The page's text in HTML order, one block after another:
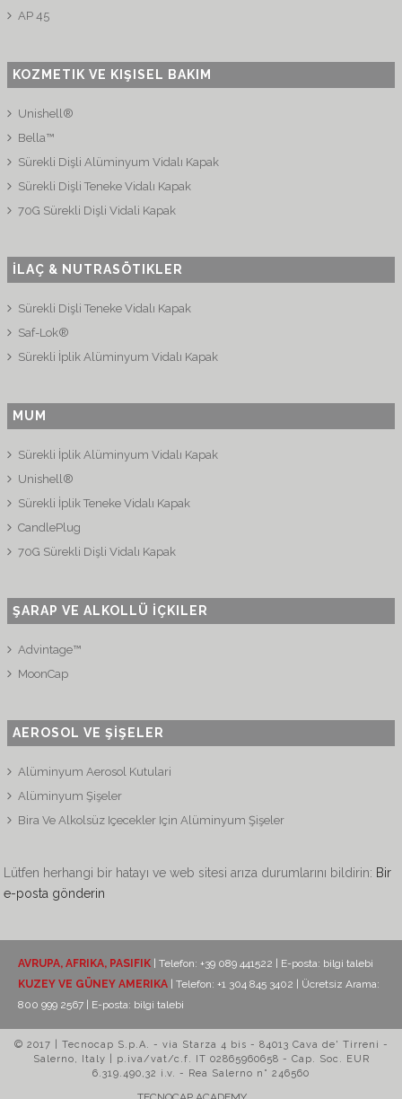
AP 45
KOZMETIK VE KIŞISEL BAKIM
Unishell®
Bella™
Sürekli Dişli Alüminyum Vidalı Kapak
Sürekli Dişli Teneke Vidalı Kapak
70G Sürekli Dişli Vidali Kapak
İLAÇ & NUTRASÖTIKLER
Sürekli Dişli Teneke Vidalı Kapak
Saf-Lok®
Sürekli İplik Alüminyum Vidalı Kapak
MUM
Sürekli İplik Alüminyum Vidalı Kapak
Unishell®
Sürekli İplik Teneke Vidalı Kapak
CandlePlug
70G Sürekli Dişli Vidalı Kapak
ŞARAP VE ALKOLLÜ İÇKILER
Advintage™
MoonCap
AEROSOL VE ŞİŞELER
Alüminyum Aerosol Kutulari
Alüminyum Şişeler
Bira Ve Alkolsüz Içecekler Için Alüminyum Şişeler
Lütfen herhangi bir hatayı ve web sitesi arıza durumlarını bildirin: Bir
e-posta gönderin
AVRUPA, AFRIKA, PASIFIK | Telefon: +39 089 441522 | E-posta: bilgi talebi
KUZEY VE GÜNEY AMERIKA | Telefon: +1 304 845 3402 | Ücretsiz Arama:
800 999 2567 | E-posta: bilgi talebi
© 2017 | Tecnocap S.p.A. - via Starza 4 bis - 84013 Cava de' Tirreni -
Salerno, Italy | p.iva/vat/c.f. IT 02865960658 - Cap. Soc. EUR
6.319.490,32 i.v. - Rea Salerno n° 246560